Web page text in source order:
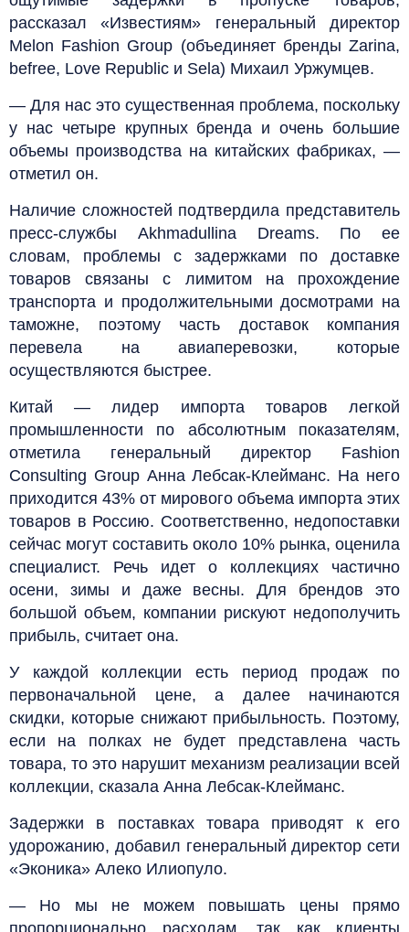
рассказал «Известиям» генеральный директор
Melon Fashion Group (объединяет бренды Zarina,
befree, Love Republic и Sela) Михаил Уржумцев.
— Для нас это существенная проблема, поскольку
у нас четыре крупных бренда и очень большие
объемы производства на китайских фабриках, —
отметил он.
Наличие сложностей подтвердила представитель
пресс-службы Akhmadullina Dreams. По ее
словам, проблемы с задержками по доставке
товаров связаны с лимитом на прохождение
транспорта и продолжительными досмотрами на
таможне, поэтому часть доставок компания
перевела на авиаперевозки, которые
осуществляются быстрее.
Китай — лидер импорта товаров легкой
промышленности по абсолютным показателям,
отметила генеральный директор Fashion
Consulting Group Анна Лебсак-Клейманс. На него
приходится 43% от мирового объема импорта этих
товаров в Россию. Соответственно, недопоставки
сейчас могут составить около 10% рынка, оценила
специалист. Речь идет о коллекциях частично
осени, зимы и даже весны. Для брендов это
большой объем, компании рискуют недополучить
прибыль, считает она.
У каждой коллекции есть период продаж по
первоначальной цене, а далее начинаются
скидки, которые снижают прибыльность. Поэтому,
если на полках не будет представлена часть
товара, то это нарушит механизм реализации всей
коллекции, сказала Анна Лебсак-Клейманс.
Задержки в поставках товара приводят к его
удорожанию, добавил генеральный директор сети
«Эконика» Алеко Илиопуло.
— Но мы не можем повышать цены прямо
пропорционально расходам, так как клиенты